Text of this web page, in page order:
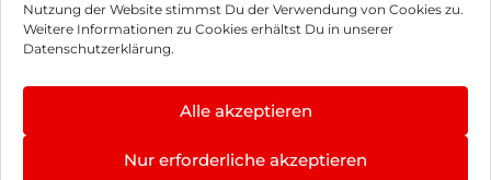
Nutzung der Website stimmst Du der Verwendung von Cookies zu.
Weitere Informationen zu Cookies erhältst Du in unserer
Datenschutzerklärung.
Alle akzeptieren
Nur erforderliche akzeptieren
Impressum